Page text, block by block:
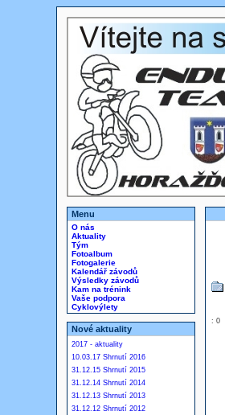
Menu
O nás
Aktuality
Tým
Fotoalbum
Fotogalerie
Kalendář závodů
Výsledky závodů
Kam na trénink
Vaše podpora
Cyklovýlety
Nové aktuality
2017 - aktuality
10.03.17 Shrnutí 2016
31.12.15 Shrnutí 2015
31.12.14 Shrnutí 2014
31.12.13 Shrnutí 2013
31.12.12 Shrnutí 2012
: 0